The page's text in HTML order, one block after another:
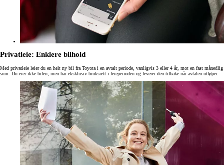
Privatleie: Enklere bilhold
Med privatleie leier du en helt ny bil fra Toyota i en avtalt periode, vanligvis 3 eller 4 år, mot en fast månedlig
sum. Du eier ikke bilen, men har eksklusiv bruksrett i leieperioden og leverer den tilbake når avtalen utløper.